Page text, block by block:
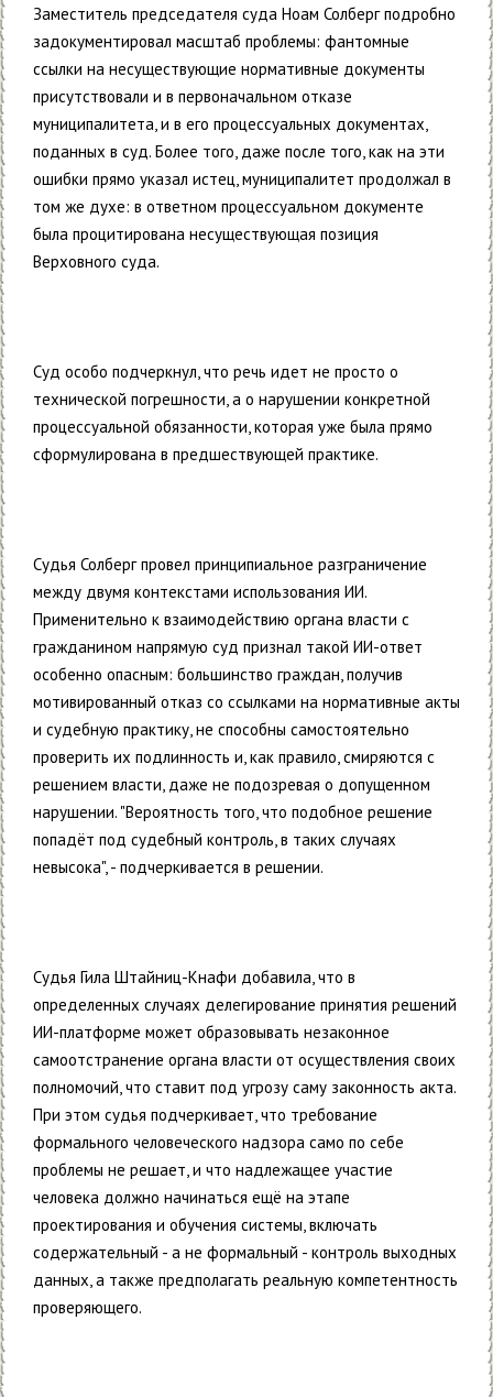
Заместитель председателя суда Ноам Солберг подробно
задокументировал масштаб проблемы: фантомные
ссылки на несуществующие нормативные документы
присутствовали и в первоначальном отказе
муниципалитета, и в его процессуальных документах,
поданных в суд. Более того, даже после того, как на эти
ошибки прямо указал истец, муниципалитет продолжал в
том же духе: в ответном процессуальном документе
была процитирована несуществующая позиция
Верховного суда.
Суд особо подчеркнул, что речь идет не просто о
технической погрешности, а о нарушении конкретной
процессуальной обязанности, которая уже была прямо
сформулирована в предшествующей практике.
Судья Солберг провел принципиальное разграничение
между двумя контекстами использования ИИ.
Применительно к взаимодействию органа власти с
гражданином напрямую суд признал такой ИИ-ответ
особенно опасным: большинство граждан, получив
мотивированный отказ со ссылками на нормативные акты
и судебную практику, не способны самостоятельно
проверить их подлинность и, как правило, смиряются с
решением власти, даже не подозревая о допущенном
нарушении. "Вероятность того, что подобное решение
попадёт под судебный контроль, в таких случаях
невысока", - подчеркивается в решении.
Судья Гила Штайниц-Кнафи добавила, что в
определенных случаях делегирование принятия решений
ИИ-платформе может образовывать незаконное
самоотстранение органа власти от осуществления своих
полномочий, что ставит под угрозу саму законность акта.
При этом судья подчеркивает, что требование
формального человеческого надзора само по себе
проблемы не решает, и что надлежащее участие
человека должно начинаться ещё на этапе
проектирования и обучения системы, включать
содержательный - а не формальный - контроль выходных
данных, а также предполагать реальную компетентность
проверяющего.